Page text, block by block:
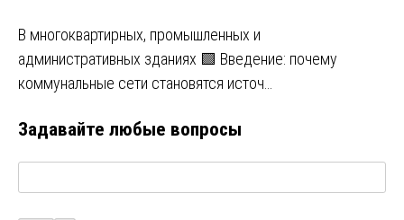
В многоквартирных, промышленных и
административных зданиях 🟩 Введение: почему
коммунальные сети становятся источ…
Задавайте любые вопросы